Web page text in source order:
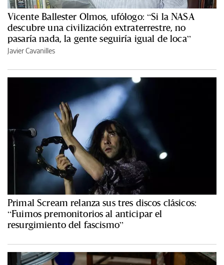
Vicente Ballester Olmos, ufólogo: “Si la NASA
descubre una civilización extraterrestre, no
pasaría nada, la gente seguiría igual de loca”
Javier Cavanilles
Primal Scream relanza sus tres discos clásicos:
“Fuimos premonitorios al anticipar el
resurgimiento del fascismo”